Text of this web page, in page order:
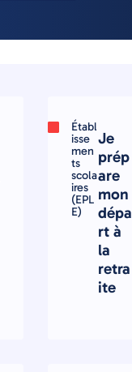
Établ
isse
men
ts
scola
ires
(EPL
E)
Je
prép
are
mon
dépa
rt à
la
retra
ite